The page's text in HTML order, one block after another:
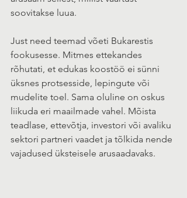
soovitakse luua.
Just need teemad võeti Bukarestis
fookusesse. Mitmes ettekandes
rõhutati, et edukas koostöö ei sünni
üksnes protsesside, lepingute või
mudelite toel. Sama oluline on oskus
liikuda eri maailmade vahel. Mõista
teadlase, ettevõtja, investori või avaliku
sektori partneri vaadet ja tõlkida nende
vajadused üksteisele arusaadavaks.